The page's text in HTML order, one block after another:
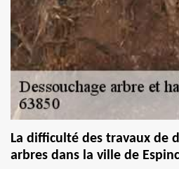
La difficulté des travaux de
arbres dans la ville de